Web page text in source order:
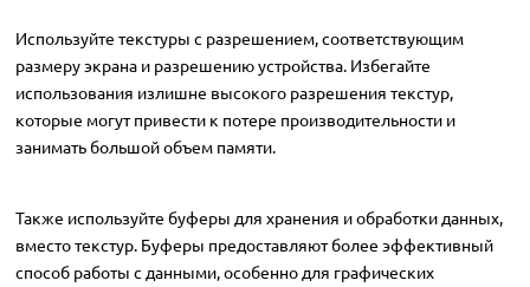
Используйте текстуры с разрешением, соответствующим
размеру экрана и разрешению устройства. Избегайте
использования излишне высокого разрешения текстур,
которые могут привести к потере производительности и
занимать большой объем памяти.
Также используйте буферы для хранения и обработки данных,
вместо текстур. Буферы предоставляют более эффективный
способ работы с данными, особенно для графических